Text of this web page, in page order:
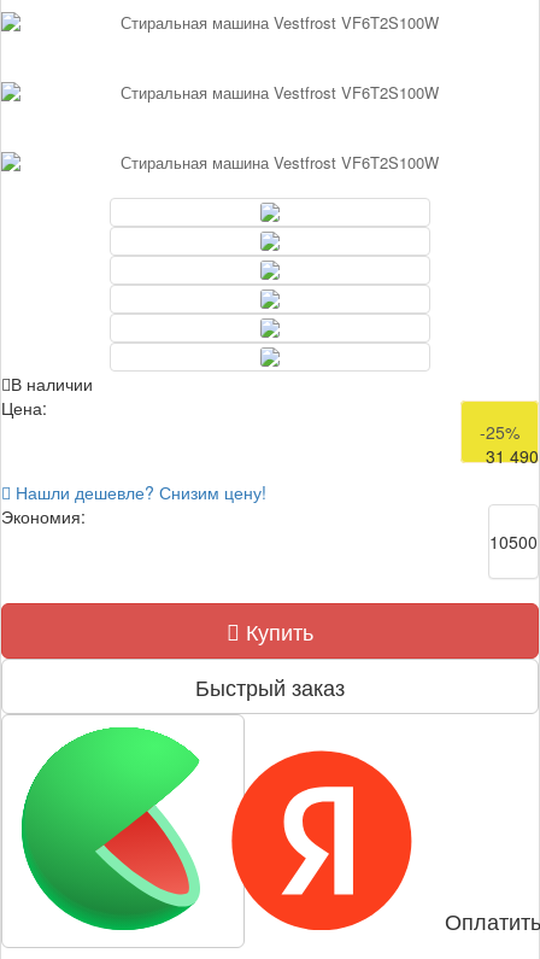
В наличии
Цена:
41 990
-25%
31 490
Нашли дешевле? Снизим цену!
Экономия:
10500
Купить
Быстрый заказ